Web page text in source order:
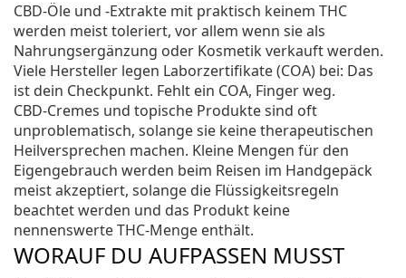
CBD-Öle und -Extrakte mit praktisch keinem THC
werden meist toleriert, vor allem wenn sie als
Nahrungsergänzung oder Kosmetik verkauft werden.
Viele Hersteller legen Laborzertifikate (COA) bei: Das
ist dein Checkpunkt. Fehlt ein COA, Finger weg.
CBD-Cremes und topische Produkte sind oft
unproblematisch, solange sie keine therapeutischen
Heilversprechen machen. Kleine Mengen für den
Eigengebrauch werden beim Reisen im Handgepäck
meist akzeptiert, solange die Flüssigkeitsregeln
beachtet werden und das Produkt keine
nennenswerte THC-Menge enthält.
WORAUF DU AUFPASSEN MUSST